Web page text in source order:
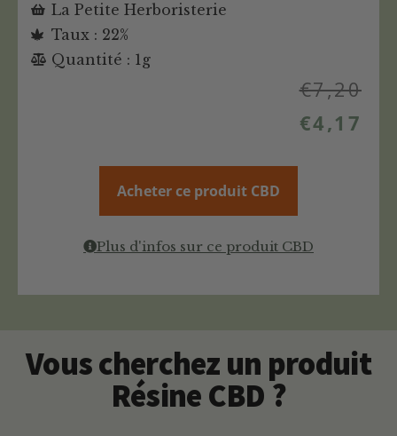
La Petite Herboristerie
Taux : 22%
Quantité : 1g
€7,20
€4,17
Acheter ce produit CBD
Plus d'infos sur ce produit CBD
Vous cherchez un produit
Résine CBD ?